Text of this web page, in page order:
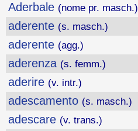
Aderbale (nome pr. masch.)
aderente (s. masch.)
aderente (agg.)
aderenza (s. femm.)
aderire (v. intr.)
adescamento (s. masch.)
adescare (v. trans.)